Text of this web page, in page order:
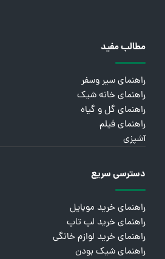
مطالب مفید
راهنمای سیر وسفر
راهنمای خانه شیک
راهنمای گل و گیاه
راهنمای فیلم
آشپزی
دسترسی سریع
راهنمای خرید موبایل
راهنمای خرید لپ تاپ
راهنمای خرید لوازم خانگی
راهنمای شیک بودن